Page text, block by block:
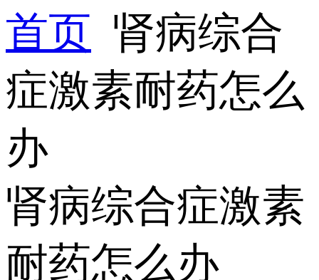
首页 肾病综合
症激素耐药怎么
办
肾病综合症激素
耐药怎么办